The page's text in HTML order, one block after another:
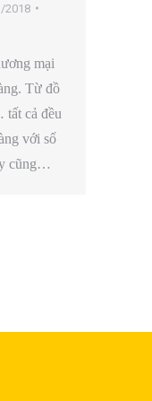
2018
mại
Từ đồ
cả đều
với số
cũng…